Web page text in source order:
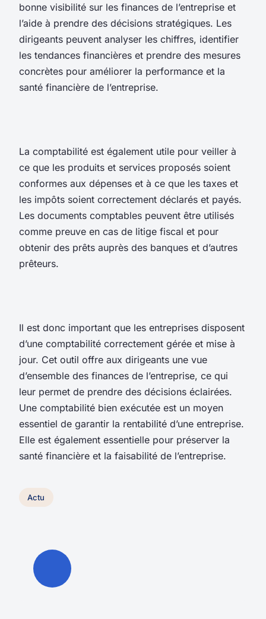
bonne visibilité sur les finances de l’entreprise et
l’aide à prendre des décisions stratégiques. Les
dirigeants peuvent analyser les chiffres, identifier
les tendances financières et prendre des mesures
concrètes pour améliorer la performance et la
santé financière de l’entreprise.
La comptabilité est également utile pour veiller à
ce que les produits et services proposés soient
conformes aux dépenses et à ce que les taxes et
les impôts soient correctement déclarés et payés.
Les documents comptables peuvent être utilisés
comme preuve en cas de litige fiscal et pour
obtenir des prêts auprès des banques et d’autres
prêteurs.
Il est donc important que les entreprises disposent
d’une comptabilité correctement gérée et mise à
jour. Cet outil offre aux dirigeants une vue
d’ensemble des finances de l’entreprise, ce qui
leur permet de prendre des décisions éclairées.
Une comptabilité bien exécutée est un moyen
essentiel de garantir la rentabilité d’une entreprise.
Elle est également essentielle pour préserver la
santé financière et la faisabilité de l’entreprise.
Actu